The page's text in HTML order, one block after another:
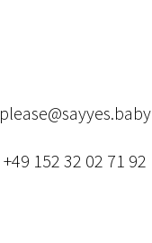
please@sayyes.baby
+49 152 32 02 71 92